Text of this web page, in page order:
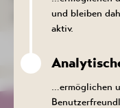
und bleiben
aktiv.
…ermöglichen